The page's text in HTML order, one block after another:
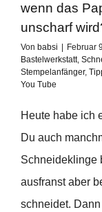
wenn das
unscharf
Von babsi Februar
Bastelwerkstatt,
Stempelanfänger,
You Tube
Heute habe ich
Du auch
Schneideklinge
ausfranst aber
schneidet.